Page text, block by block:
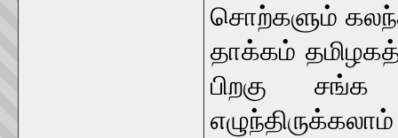
சொற்களும்
தாக்கம்
பிறகு சங்க